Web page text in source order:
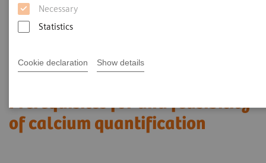
Necessary
Statistics
Cookie declaration Show details
Image characteristics of virtual
from photon-counting detector
Prerequisites for and feasibility
of calcium quantification